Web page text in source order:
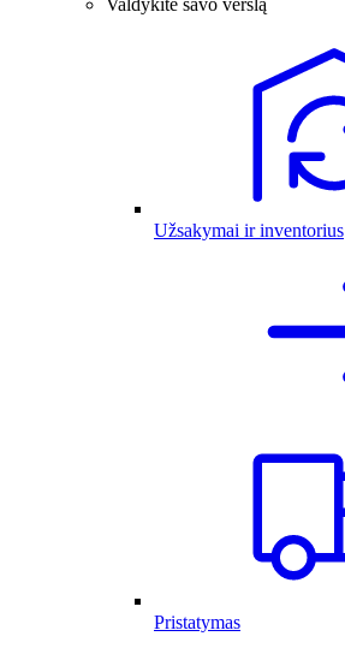
Valdykite savo verslą
Užsakymai ir inventorius
Pristatymas